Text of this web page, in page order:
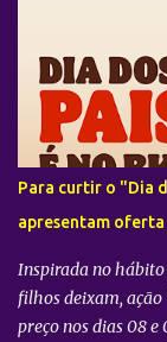
o
s
Para curtir o "Dia
apresentam oferta
Inspirada no hábito
filhos deixam, ação
preço nos dias 08